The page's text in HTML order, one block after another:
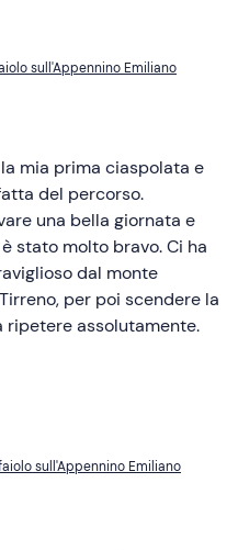
sull'Appennino Emiliano
mia prima ciaspolata e
del percorso.
una bella giornata e
stato molto bravo. Ci ha
dal monte
per poi scendere la
ripetere assolutamente.
sull'Appennino Emiliano